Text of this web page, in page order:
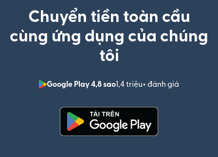
Chuyển tiền toàn cầu
cùng ứng dụng của chúng
tôi
Google Play 4,8 sao1,4 triệu+ đánh giá